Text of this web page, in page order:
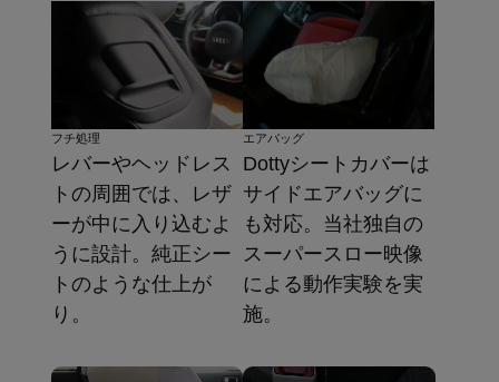
フチ処理
レバーやヘッドレス
トの周囲では、レザ
ーが中に入り込むよ
うに設計。純正シー
トのような仕上が
り。
エアバッグ
Dottyシートカバーは
サイドエアバッグに
も対応。当社独自の
スーパースロー映像
による動作実験を実
施。